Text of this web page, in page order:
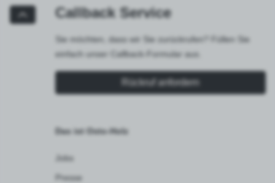
Callback Service
Sie möchten, dass wir Sie zurückrufen? Füllen Sie
einfach unser Callback-Formular aus.
Rückruf anfordern
Das ist Osto-Holz
Jobs
Presse